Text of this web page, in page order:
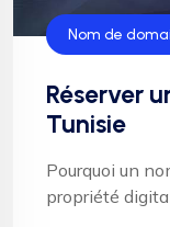
Nom de
Réserver
Tunisie
Pourquoi un
propriété